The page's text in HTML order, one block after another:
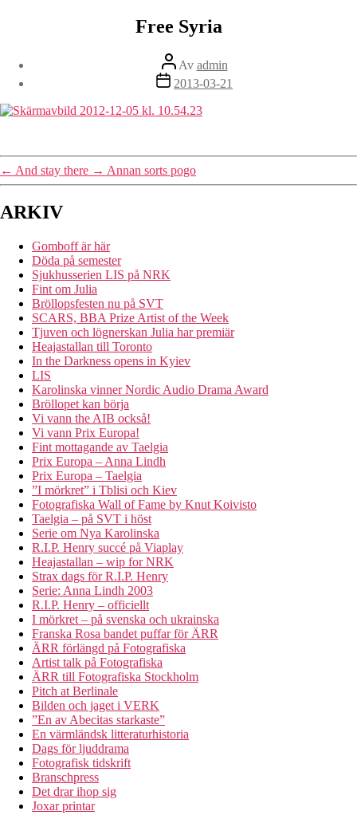
Free Syria
Inläggsförfattare
Av admin
Inläggsdatum
2013-03-21
← And stay there → Annan sorts pogo
ARKIV
Gomboff är här
Döda på semester
Sjukhusserien LIS på NRK
Fint om Julia
Bröllopsfesten nu på SVT
SCARS, BBA Prize Artist of the Week
Tjuven och lögnerskan Julia har premiär
Heajastallan till Toronto
In the Darkness opens in Kyiev
LIS
Karolinska vinner Nordic Audio Drama Award
Bröllopet kan börja
Vi vann the AIB också!
Vi vann Prix Europa!
Fint mottagande av Taelgia
Prix Europa – Anna Lindh
Prix Europa – Taelgia
”I mörkret” i Tblisi och Kiev
Fotografiska Wall of Fame by Knut Koivisto
Taelgia – på SVT i höst
Serie om Nya Karolinska
R.I.P. Henry succé på Viaplay
Heajastallan – wip for NRK
Strax dags för R.I.P. Henry
Serie: Anna Lindh 2003
R.I.P. Henry – officiellt
I mörkret – på svenska och ukrainska
Franska Rosa bandet puffar för ÄRR
ÄRR förlängd på Fotografiska
Artist talk på Fotografiska
ÄRR till Fotografiska Stockholm
Pitch at Berlinale
Bilden och jaget i VERK
”En av Abecitas starkaste”
En värmländsk litteraturhistoria
Dags för ljuddrama
Fotografisk tidskrift
Branschpress
Det drar ihop sig
Joxar printar